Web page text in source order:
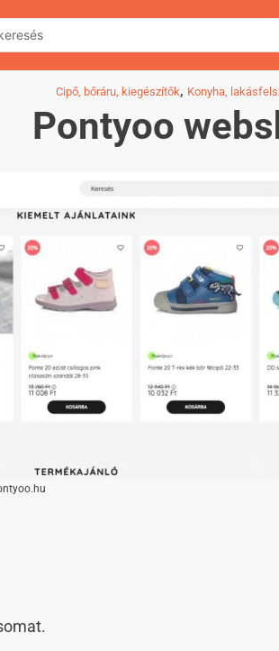
Cipő, bőráru, kiegészítők, Konyha,
Pontyoo